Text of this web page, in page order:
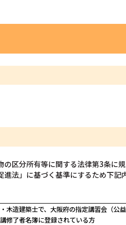
区分所有等に関する法律第3条に
法」に基づく基準にするため下記
木造建築士で、大阪府の指定講習会（公
修了者名簿に登録されている方